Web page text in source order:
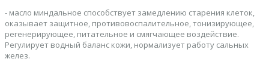
- масло миндальное способствует замедлению старения клеток,
оказывает защитное, противовоспалительное, тонизирующее,
регенерирующее, питательное и смягчающее воздействие.
Регулирует водный баланс кожи, нормализует работу сальных
желез.